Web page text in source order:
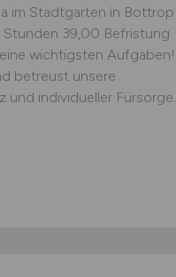
im Stadtgarten in Bottrop
39,00 Befristung
wichtigsten Aufgaben!
betreust unsere
und individueller Fürsorge.